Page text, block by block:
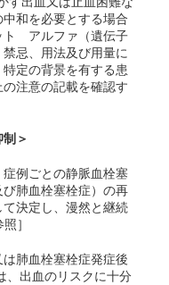
和を必要とする場合
ト アルファ（遺伝子
忌、用法及び用量に
定の背景を有する患
注意の記載を確認す
＞
例ごとの静脈血栓塞
肺血栓塞栓症）の再
決定し、漫然と継続
］
肺血栓塞栓症発症後
、出血のリスクに十分